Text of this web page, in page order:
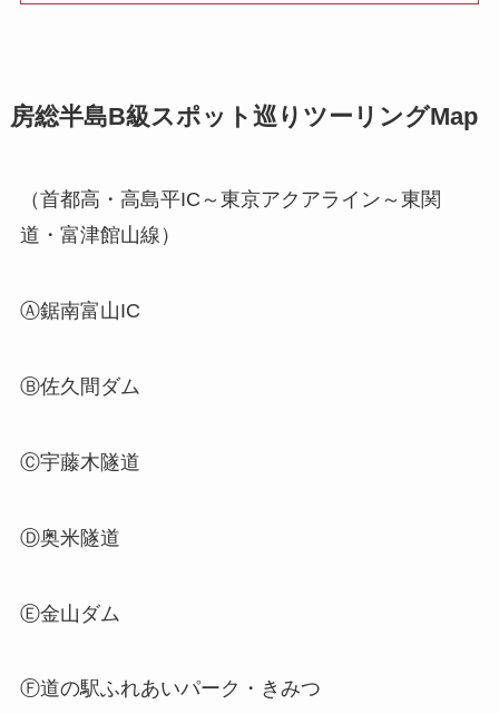
房総半島B級スポット巡りツーリングMap
（首都高・高島平IC～東京アクアライン～東関
道・富津館山線）
Ⓐ鋸南富山IC
Ⓑ佐久間ダム
Ⓒ宇藤木隧道
Ⓓ奥米隧道
Ⓔ金山ダム
Ⓕ道の駅ふれあいパーク・きみつ